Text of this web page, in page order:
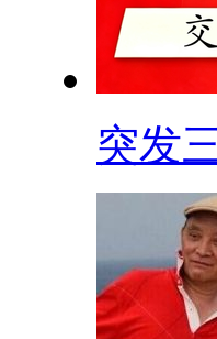
突发